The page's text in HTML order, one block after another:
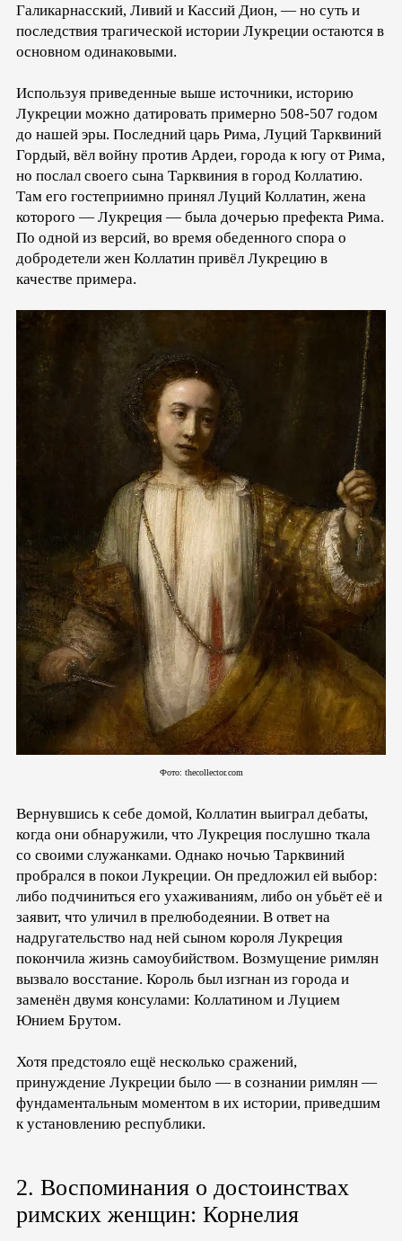
Галикарнасский, Ливий и Кассий Дион, — но суть и
последствия трагической истории Лукреции остаются в
основном одинаковыми.
Используя приведенные выше источники, историю
Лукреции можно датировать примерно 508-507 годом
до нашей эры. Последний царь Рима, Луций Тарквиний
Гордый, вёл войну против Ардеи, города к югу от Рима,
но послал своего сына Тарквиния в город Коллатию.
Там его гостеприимно принял Луций Коллатин, жена
которого — Лукреция — была дочерью префекта Рима.
По одной из версий, во время обеденного спора о
добродетели жен Коллатин привёл Лукрецию в
качестве примера.
Фото: thecollector.com
Вернувшись к себе домой, Коллатин выиграл дебаты,
когда они обнаружили, что Лукреция послушно ткала
со своими служанками. Однако ночью Тарквиний
пробрался в покои Лукреции. Он предложил ей выбор:
либо подчиниться его ухаживаниям, либо он убьёт её и
заявит, что уличил в прелюбодеянии. В ответ на
надругательство над ней сыном короля Лукреция
покончила жизнь самоубийством. Возмущение римлян
вызвало восстание. Король был изгнан из города и
заменён двумя консулами: Коллатином и Луцием
Юнием Брутом.
Хотя предстояло ещё несколько сражений,
принуждение Лукреции было — в сознании римлян —
фундаментальным моментом в их истории, приведшим
к установлению республики.
2. Воспоминания о достоинствах
римских женщин: Корнелия